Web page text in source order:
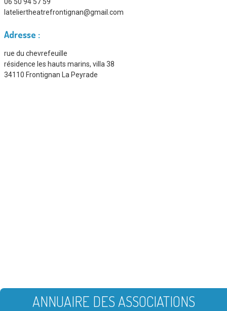
lateliertheatrefrontignan@gmail.com
Adresse :
rue du chevrefeuille
résidence les hauts marins, villa 38
34110 Frontignan La Peyrade
ANNUAIRE DES ASSOCIATIONS